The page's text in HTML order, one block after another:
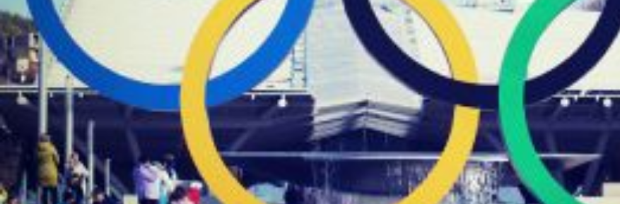
Qui sommes-nous ?
Rémunération
OTE et DDI
Travail & santé
Action sociale
Contractuels
Le dialogue social engagé pour une Intelligence Artificielle au service du public et des agents
S'incrire à la newsletter
Découvrir l'UNSA
Nous rejoindre
Comment Agir ?
Médias
25 avril 2024 / Temps de lecture : 2 min /Imprimer cet article